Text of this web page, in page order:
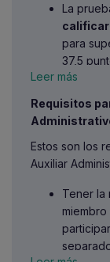
La
para
37,5
º de
el
No
que
sea
Leer más
Requisitos
Estos son los
Auxiliar
Tener la